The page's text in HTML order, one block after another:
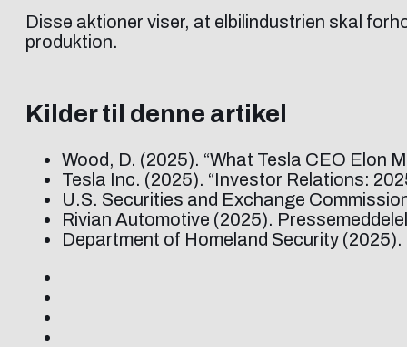
Disse aktioner viser, at elbilindustrien skal
produktion.
Kilder til denne artikel
Wood, D. (2025). “What Tesla CEO Elon
Tesla Inc. (2025). “Investor Relations:
U.S. Securities and Exchange
Rivian Automotive (2025).
Department of Homeland Security